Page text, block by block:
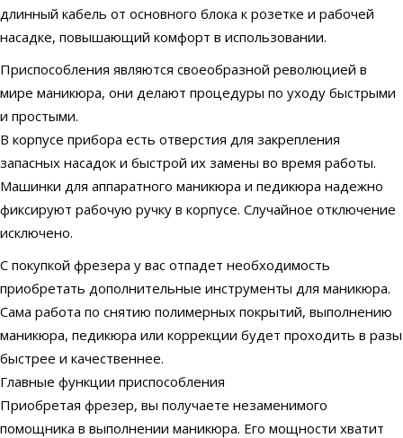
длинный кабель от основного блока к розетке и рабочей
насадке, повышающий комфорт в использовании.
Приспособления являются своеобразной революцией в
мире маникюра, они делают процедуры по уходу быстрыми
и простыми.
В корпусе прибора есть отверстия для закрепления
запасных насадок и быстрой их замены во время работы.
Машинки для аппаратного маникюра и педикюра надежно
фиксируют рабочую ручку в корпусе. Случайное отключение
исключено.
С покупкой фрезера у вас отпадет необходимость
приобретать дополнительные инструменты для маникюра.
Сама работа по снятию полимерных покрытий, выполнению
маникюра, педикюра или коррекции будет проходить в разы
быстрее и качественнее.
Главные функции приспособления
Приобретая фрезер, вы получаете незаменимого
помощника в выполнении маникюра. Его мощности хватит